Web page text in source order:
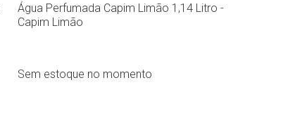
Água Perfumada Capim Limão 1,14 Litro -
Capim Limão
Sem estoque no momento